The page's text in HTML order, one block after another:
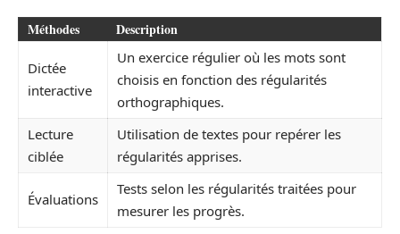
Méthodes Description
Dictée
interactive
Un exercice régulier où les mots sont
choisis en fonction des régularités
orthographiques.
Lecture
ciblée
Utilisation de textes pour repérer les
régularités apprises.
Évaluations
Tests selon les régularités traitées pour
mesurer les progrès.